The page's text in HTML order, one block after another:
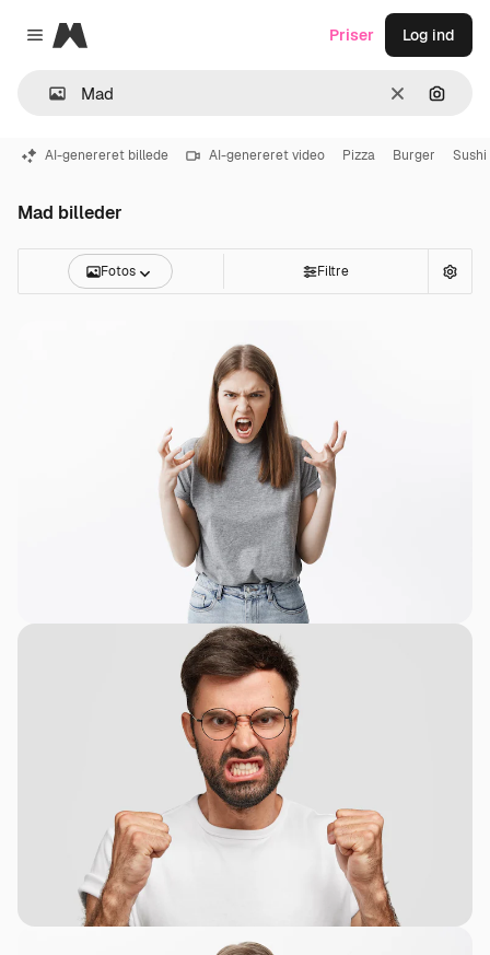
Close menu
Magnific
Klar Søg
Priser Log ind
AI-genereret billede AI-genereret video Pizza Burger Sushi
Mad billeder
Fotos Filtre